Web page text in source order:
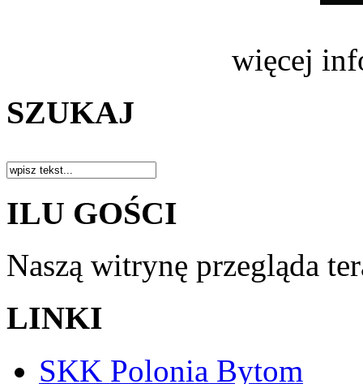
więcej
SZUKAJ
ILU GOŚCI
Naszą witrynę przegląda
LINKI
SKK Polonia Bytom